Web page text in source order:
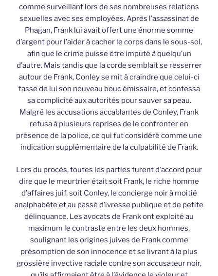
comme surveillant lors de ses nombreuses relations
sexuelles avec ses employées. Après l’assassinat de
Phagan, Frank lui avait offert une énorme somme
d’argent pour l’aider à cacher le corps dans le sous-sol,
afin que le crime puisse être imputé à quelqu’un
d’autre. Mais tandis que la corde semblait se resserrer
autour de Frank, Conley se mit à craindre que celui-ci
fasse de lui son nouveau bouc émissaire, et confessa
sa complicité aux autorités pour sauver sa peau.
Malgré les accusations accablantes de Conley, Frank
refusa à plusieurs reprises de le confronter en
présence de la police, ce qui fut considéré comme une
indication supplémentaire de la culpabilité de Frank.
Lors du procès, toutes les parties furent d’accord pour
dire que le meurtrier était soit Frank, le riche homme
d’affaires juif, soit Conley, le concierge noir à moitié
analphabète et au passé d’ivresse publique et de petite
délinquance. Les avocats de Frank ont ​​exploité au
maximum le contraste entre les deux hommes,
soulignant les origines juives de Frank comme
présomption de son innocence et se livrant à la plus
grossière invective raciale contre son accusateur noir,